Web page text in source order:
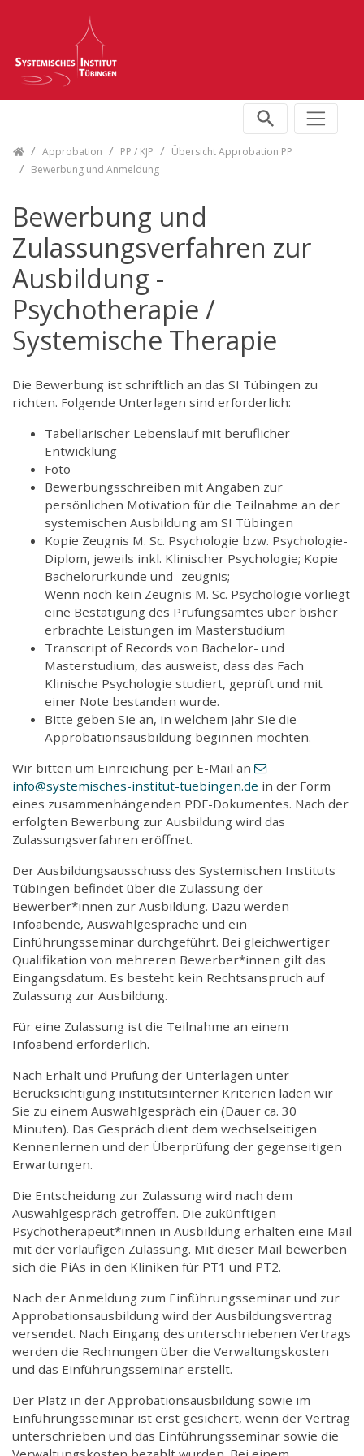
Skip navigation
Approbation PP / KJP
Übersicht Approbation PP
Bewerbung und Anmeldung
Bewerbung und
Zulassungsverfahren zur
Ausbildung -
Psychotherapie /
Systemische Therapie
Die Bewerbung ist schriftlich an das SI Tübingen zu
richten. Folgende Unterlagen sind erforderlich:
Tabellarischer Lebenslauf mit beruflicher
Entwicklung
Foto
Bewerbungsschreiben mit Angaben zur
persönlichen Motivation für die Teilnahme an der
systemischen Ausbildung am SI Tübingen
Kopie Zeugnis M. Sc. Psychologie bzw. Psychologie-
Diplom, jeweils inkl. Klinischer Psychologie; Kopie
Bachelorurkunde und -zeugnis;
Wenn noch kein Zeugnis M. Sc. Psychologie vorliegt
eine Bestätigung des Prüfungsamtes über bisher
erbrachte Leistungen im Masterstudium
Transcript of Records von Bachelor- und
Masterstudium, das ausweist, dass das Fach
Klinische Psychologie studiert, geprüft und mit
einer Note bestanden wurde.
Bitte geben Sie an, in welchem Jahr Sie die
Approbationsausbildung beginnen möchten.
Wir bitten um Einreichung per E-Mail an
info@systemisches-institut-tuebingen.de in der Form
eines zusammenhängenden PDF-Dokumentes. Nach der
erfolgten Bewerbung zur Ausbildung wird das
Zulassungsverfahren eröffnet.
Der Ausbildungsausschuss des Systemischen Instituts
Tübingen befindet über die Zulassung der
Bewerber*innen zur Ausbildung. Dazu werden
Infoabende, Auswahlgespräche und ein
Einführungsseminar durchgeführt. Bei gleichwertiger
Qualifikation von mehreren Bewerber*innen gilt das
Eingangsdatum. Es besteht kein Rechtsanspruch auf
Zulassung zur Ausbildung.
Für eine Zulassung ist die Teilnahme an einem
Infoabend erforderlich.
Nach Erhalt und Prüfung der Unterlagen unter
Berücksichtigung institutsinterner Kriterien laden wir
Sie zu einem Auswahlgespräch ein (Dauer ca. 30
Minuten). Das Gespräch dient dem wechselseitigen
Kennenlernen und der Überprüfung der gegenseitigen
Erwartungen.
Die Entscheidung zur Zulassung wird nach dem
Auswahlgespräch getroffen. Die zukünftigen
Psychotherapeut*innen in Ausbildung erhalten eine Mail
mit der vorläufigen Zulassung. Mit dieser Mail bewerben
sich die PiAs in den Kliniken für PT1 und PT2.
Nach der Anmeldung zum Einführungsseminar und zur
Approbationsausbildung wird der Ausbildungsvertrag
versendet. Nach Eingang des unterschriebenen Vertrags
werden die Rechnungen über die Verwaltungskosten
und das Einführungsseminar erstellt.
Der Platz in der Approbationsausbildung sowie im
Einführungsseminar ist erst gesichert, wenn der Vertrag
unterschrieben und das Einführungsseminar sowie die